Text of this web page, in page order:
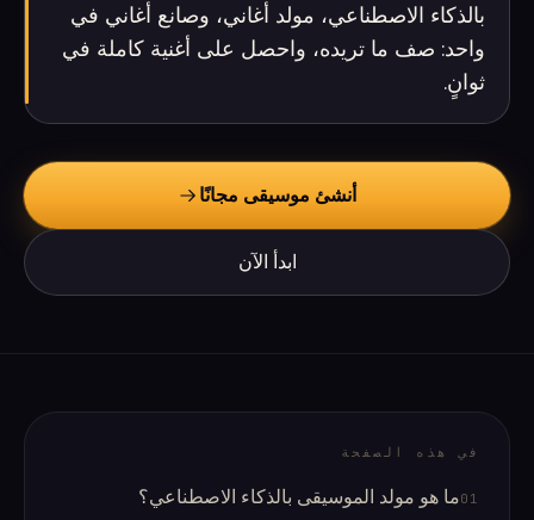
بالذكاء الاصطناعي، مولد أغاني، وصانع أغاني في
واحد: صف ما تريده، واحصل على أغنية كاملة في
ثوانٍ.
أنشئ موسيقى مجانًا
ابدأ الآن
في هذه الصفحة
01ما هو مولد الموسيقى بالذكاء الاصطناعي؟